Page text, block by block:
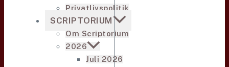
Privatlivspolitik
SCRIPTORIUM
Om Scriptorium
2026
Juli 2026